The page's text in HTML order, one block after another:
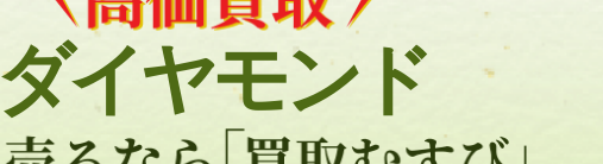
ダイヤモンド